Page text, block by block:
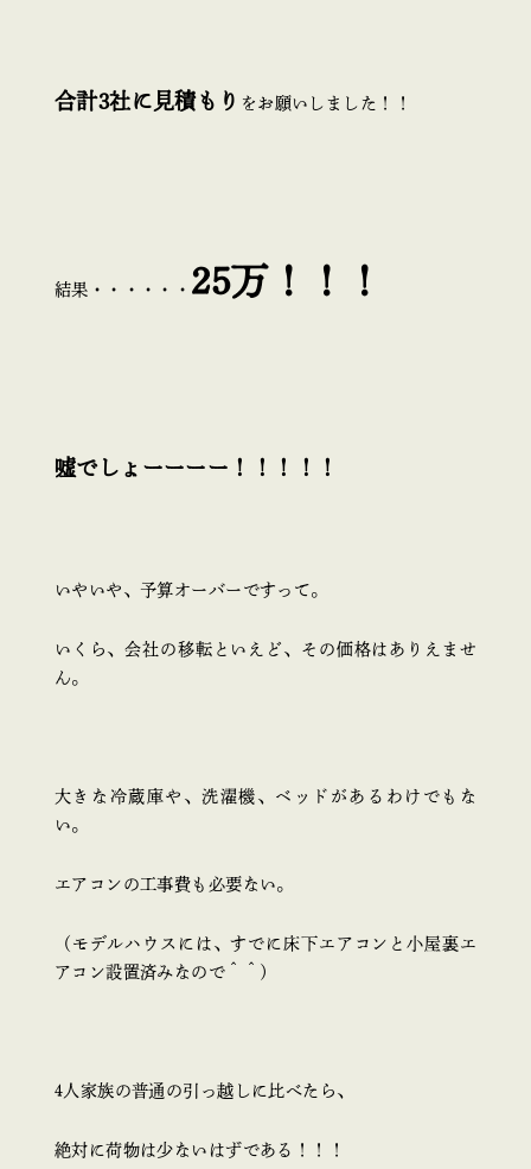
合計3社に見積もり をお願いしました！！
結果・・・・・・ 25万！！！
嘘でしょーーーー！！！！！
いやいや、予算オーバーですって。
いくら、会社の移転といえど、その価格はありえませ
ん。
大きな冷蔵庫や、洗濯機、ベッドがあるわけでもな
い。
エアコンの工事費も必要ない。
（モデルハウスには、すでに床下エアコンと小屋裏エ
アコン設置済みなので＾＾）
4人家族の普通の引っ越しに比べたら、
絶対に荷物は少ないはずである！！！